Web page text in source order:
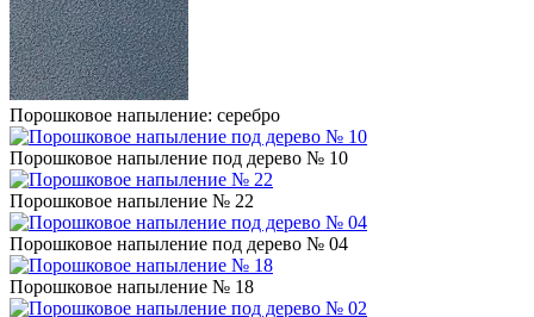
Порошковое напыление: серебро
Порошковое напыление под дерево № 10
Порошковое напыление № 22
Порошковое напыление под дерево № 04
Порошковое напыление № 18